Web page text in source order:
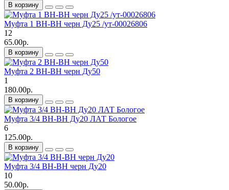
В корзину
Муфта 1 ВН-ВН черн Ду25 /ут-00026806
12
65.00р.
В корзину
Муфта 2 ВН-ВН черн Ду50
1
180.00р.
В корзину
Муфта 3/4 ВН-ВН Ду20 ЛАТ Бологое
6
125.00р.
В корзину
Муфта 3/4 ВН-ВН черн Ду20
10
50.00р.